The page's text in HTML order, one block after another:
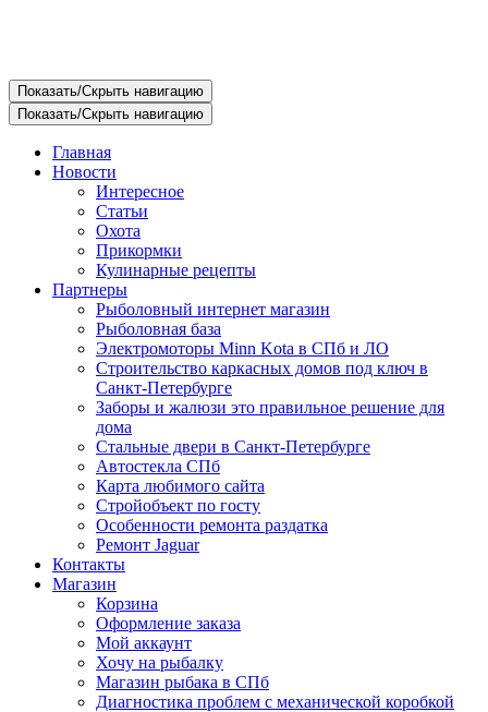
Показать/Скрыть навигацию
Показать/Скрыть навигацию
Главная
Новости
Интересное
Статьи
Охота
Прикормки
Кулинарные рецепты
Партнеры
Рыболовный интернет магазин
Рыболовная база
Электромоторы Minn Kota в СПб и ЛО
Строительство каркасных домов под ключ в
Санкт-Петербурге
Заборы и жалюзи это правильное решение для
дома
Стальные двери в Санкт-Петербурге
Автостекла СПб
Карта любимого сайта
Стройобъект по госту
Особенности ремонта раздатка
Ремонт Jaguar
Контакты
Магазин
Корзина
Оформление заказа
Мой аккаунт
Хочу на рыбалку
Магазин рыбака в СПб
Диагностика проблем с механической коробкой